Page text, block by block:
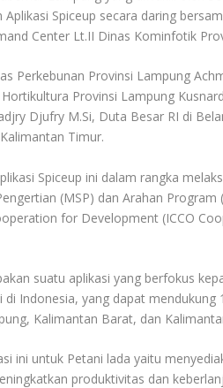
Aplikasi Spiceup secara daring
Center Lt.II Dinas Kominfotik
Perkebunan Provinsi Lampung
Provinsi Lampung
Djufry M.Si, Duta Besar RI di
Timur.
Spiceup ini dalam rangka
(MSP) dan Arahan
for Development (ICCO
suatu aplikasi yang berfokus
Indonesia, yang dapat
Kalimantan Barat, dan
ini untuk Petani lada yaitu
produktivitas dan